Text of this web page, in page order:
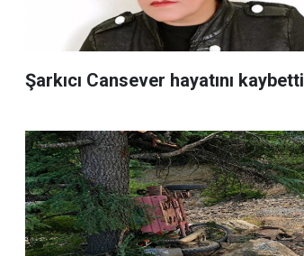
Şarkıcı Cansever hayatını kaybetti